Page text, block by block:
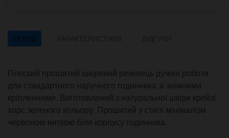
ОГЛЯД
Плоский прошитий шкіряний ремінець ручної роботи
для стандартного наручного годинника зі знімними
кріпленнями. Виготовлений з натуральної шкіри крейзі
хорс зеленого кольору. Прошитий у стилі мінімалізм
червоною ниткою біля корпусу годинника.